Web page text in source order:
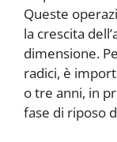
Queste
la crescita
dimensione.
radici, è
o tre anni, in
fase di riposo